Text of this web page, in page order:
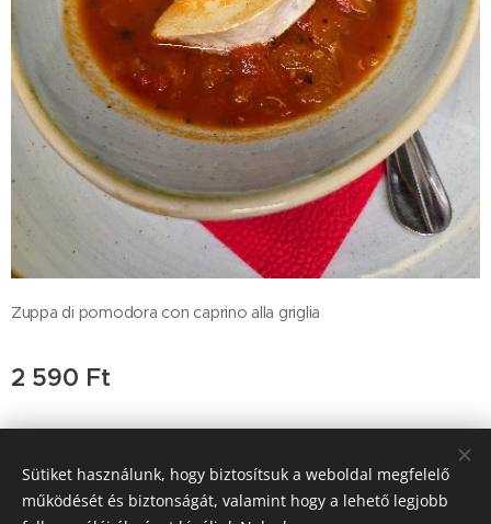
Zuppa di pomodora con caprino alla griglia
2 590 Ft
Trattoria Pera D'oro, 2011 Budakalász , Budai út 47, +36-26-
777-189
Sütiket használunk, hogy biztosítsuk a weboldal megfelelő
működését és biztonságát, valamint hogy a lehető legjobb